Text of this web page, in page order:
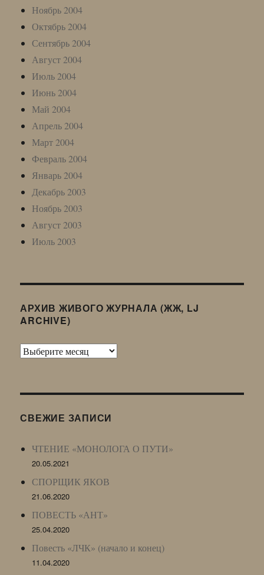
Ноябрь 2004
Октябрь 2004
Сентябрь 2004
Август 2004
Июль 2004
Июнь 2004
Май 2004
Апрель 2004
Март 2004
Февраль 2004
Январь 2004
Декабрь 2003
Ноябрь 2003
Август 2003
Июль 2003
АРХИВ ЖИВОГО ЖУРНАЛА (ЖЖ, LJ
ARCHIVE)
Архив
LJ
СВЕЖИЕ ЗАПИСИ
ЧТЕНИЕ «МОНОЛОГА О ПУТИ»
20.05.2021
СПОРЩИК ЯКОВ
21.06.2020
ПОВЕСТЬ «АНТ»
25.04.2020
Повесть «ЛЧК» (начало и конец)
11.04.2020